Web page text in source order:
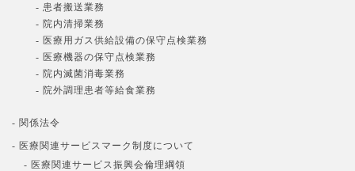
- 患者搬送業務
- 院内清掃業務
- 医療用ガス供給設備の保守点検業務
- 医療機器の保守点検業務
- 院内滅菌消毒業務
- 院外調理患者等給食業務
- 関係法令
- 医療関連サービスマーク制度について
- 医療関連サービス振興会倫理綱領